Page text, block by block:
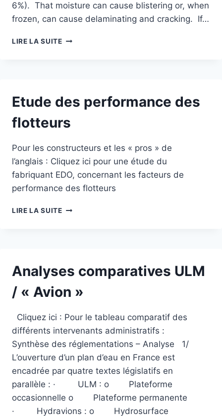
6%). That moisture can cause blistering or, when
frozen, can cause delaminating and cracking. If…
LIRE LA SUITEETUDE
COMPOSITES
UN
Etude des performance des
flotteurs
Pour les constructeurs et les « pros » de
l’anglais : Cliquez ici pour une étude du
fabriquant EDO, concernant les facteurs de
performance des flotteurs
LIRE LA SUITEETUDE
Analyses comparatives ULM
/ « Avion »
Cliquez ici : Pour le tableau comparatif des
différents intervenants administratifs :
Synthèse des réglementations – Analyse 1/
L’ouverture d’un plan d’eau en France est
encadrée par quatre textes législatifs en
parallèle : · ULM : o Plateforme
occasionnelle o Plateforme permanente
· Hydravions : o Hydrosurface